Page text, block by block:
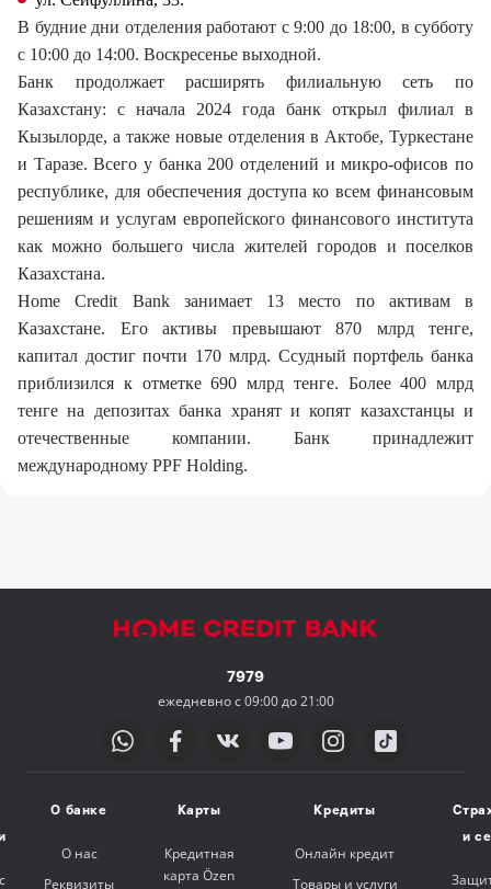
В будние дни отделения работают с 9:00 до 18:00, в субботу
с 10:00 до 14:00. Воскресенье выходной.
Банк продолжает расширять филиальную сеть по
Казахстану: с начала 2024 года банк открыл филиал в
Кызылорде, а также новые отделения в Актобе, Туркестане
и Таразе. Всего у банка 200 отделений и микро-офисов по
республике, для обеспечения доступа ко всем финансовым
решениям и услугам европейского финансового института
как можно большего числа жителей городов и поселков
Казахстана.
Home Credit Bank занимает 13 место по активам в
Казахстане. Его активы превышают 870 млрд тенге,
капитал достиг почти 170 млрд. Ссудный портфель банка
приблизился к отметке 690 млрд тенге. Более 400 млрд
тенге на депозитах банка хранят и копят казахстанцы и
отечественные компании. Банк принадлежит
международному PPF Holding.
7979
ежедневно с 09:00 до 21:00
О банке
О нас
Реквизиты
Карты
Кредитная
карта Özen
Кредиты
Онлайн кредит
Товары и услуги
и